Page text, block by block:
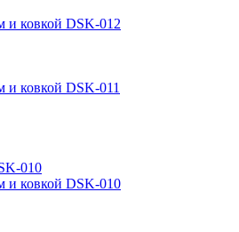
и ковкой DSK-012
и ковкой DSK-011
и ковкой DSK-010